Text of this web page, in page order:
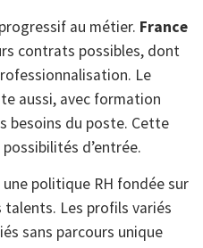
au métier. France
contrats possibles, dont
Le
aussi, avec formation
besoins du poste. Cette
d’entrée.
politique RH fondée sur
talents. Les profils variés
sans parcours unique